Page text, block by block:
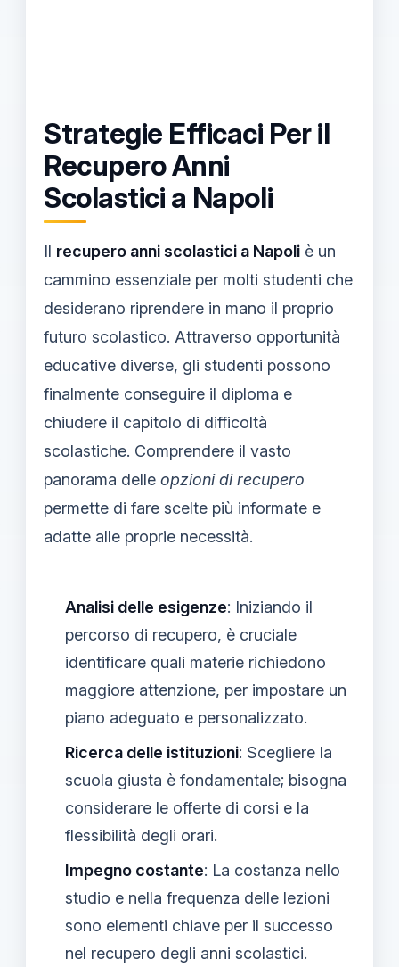
Strategie Efficaci Per il
Recupero Anni
Scolastici a Napoli
Il recupero anni scolastici a Napoli è un
cammino essenziale per molti studenti che
desiderano riprendere in mano il proprio
futuro scolastico. Attraverso opportunità
educative diverse, gli studenti possono
finalmente conseguire il diploma e
chiudere il capitolo di difficoltà
scolastiche. Comprendere il vasto
panorama delle opzioni di recupero
permette di fare scelte più informate e
adatte alle proprie necessità.
Analisi delle esigenze: Iniziando il
percorso di recupero, è cruciale
identificare quali materie richiedono
maggiore attenzione, per impostare un
piano adeguato e personalizzato.
Ricerca delle istituzioni: Scegliere la
scuola giusta è fondamentale; bisogna
considerare le offerte di corsi e la
flessibilità degli orari.
Impegno costante: La costanza nello
studio e nella frequenza delle lezioni
sono elementi chiave per il successo
nel recupero degli anni scolastici.